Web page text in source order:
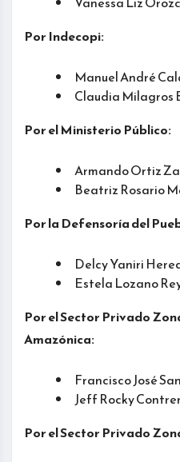
Por Indecopi:
Manuel André
Claudia Milagros
Por el Ministerio Público:
Armando Ortiz
Beatriz Rosario
Por la Defensoría del
Delcy Yaniri
Estela Lozano
Por el Sector Privado
Amazónica:
Francisco José
Jeff Rocky
Por el Sector Privado